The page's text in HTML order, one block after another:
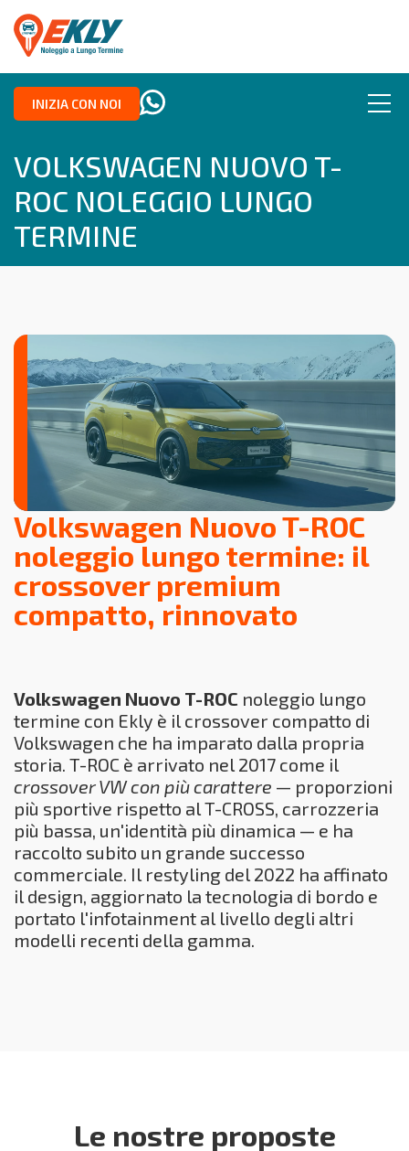
INIZIA CON NOI
VOLKSWAGEN NUOVO T-
ROC NOLEGGIO LUNGO
TERMINE
Volkswagen Nuovo T-ROC
noleggio lungo termine: il
crossover premium
compatto, rinnovato
Volkswagen Nuovo T-ROC noleggio lungo
termine con Ekly è il crossover compatto di
Volkswagen che ha imparato dalla propria
storia. T-ROC è arrivato nel 2017 come il
crossover VW con più carattere — proporzioni
più sportive rispetto al T-CROSS, carrozzeria
più bassa, un'identità più dinamica — e ha
raccolto subito un grande successo
commerciale. Il restyling del 2022 ha affinato
il design, aggiornato la tecnologia di bordo e
portato l'infotainment al livello degli altri
modelli recenti della gamma.
Le nostre proposte